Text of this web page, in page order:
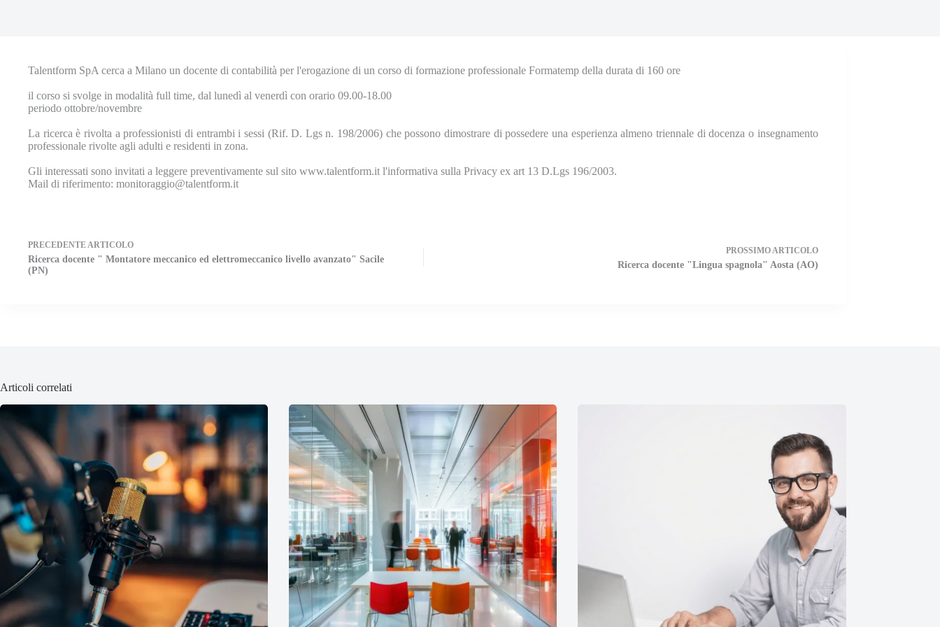
Talentform SpA cerca a Milano un docente di contabilità per l'erogazione di un corso di formazione professionale Formatemp della durata di 160 ore
il corso si svolge in modalità full time, dal lunedì al venerdì con orario 09.00-18.00
periodo ottobre/novembre
La ricerca è rivolta a professionisti di entrambi i sessi (Rif. D. Lgs n. 198/2006) che possono dimostrare di possedere una esperienza almeno triennale di docenza o insegnamento
professionale rivolte agli adulti e residenti in zona.
Gli interessati sono invitati a leggere preventivamente sul sito www.talentform.it l'informativa sulla Privacy ex art 13 D.Lgs 196/2003.
Mail di riferimento: monitoraggio@talentform.it
PRECEDENTEARTICOLO
Ricerca docente " Montatore meccanico ed elettromeccanico livello avanzato" Sacile
(PN)
PROSSIMOARTICOLO
Ricerca docente "Lingua spagnola" Aosta (AO)
Articoli correlati